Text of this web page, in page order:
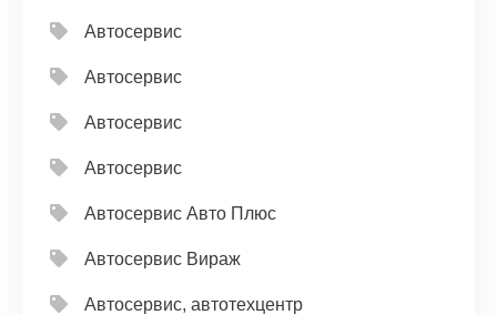
Автосервис
Автосервис
Автосервис
Автосервис
Автосервис Авто Плюс
Автосервис Вираж
Автосервис, автотехцентр